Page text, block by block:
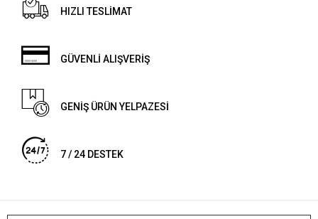
HIZLI TESLİMAT
GÜVENLİ ALIŞVERİŞ
GENİŞ ÜRÜN YELPAZESİ
7 / 24 DESTEK